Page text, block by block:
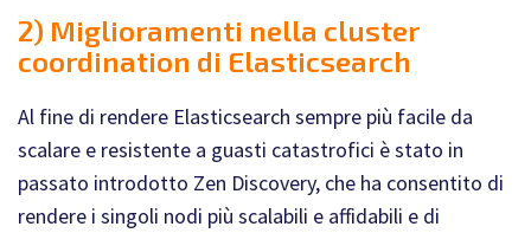
2) Miglioramenti nella cluster
coordination di Elasticsearch
Al fine di rendere Elasticsearch sempre più facile da
scalare e resistente a guasti catastrofici è stato in
passato introdotto Zen Discovery, che ha consentito di
rendere i singoli nodi più scalabili e affidabili e di